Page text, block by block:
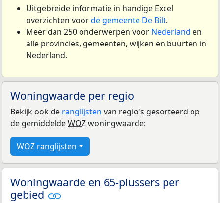
Uitgebreide informatie in handige Excel
overzichten voorde gemeente De Bilt.
Meer dan 250 onderwerpen voor Nederland en
alle provincies, gemeenten, wijken en buurten in
Nederland.
Woningwaarde per regio
Bekijk ook de ranglijsten van regio's gesorteerd op
de gemiddeldeWOZwoningwaarde:
WOZ ranglijsten
Woningwaarde en 65-plussers per
gebied